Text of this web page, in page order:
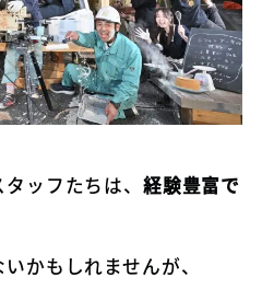
ッフたちは、 経験豊富で
かもしれませんが、